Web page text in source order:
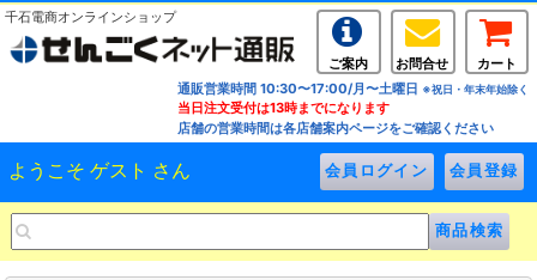
千石電商オンラインショップ
ご案内 お問合せ
カート
通販営業時間 10:30〜17:00/月〜土曜日 ※祝日・年末年始除く
当日注文受付は13時までになります
店舗の営業時間は各店舗案内ページをご確認ください
ようこそ ゲスト さん